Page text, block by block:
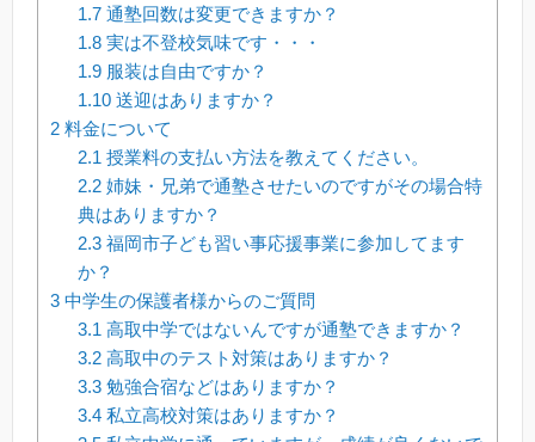
1.7通塾回数は変更できますか？
1.8実は不登校気味です・・・
1.9服装は自由ですか？
1.10送迎はありますか？
2 料金について
2.1 授業料の支払い方法を教えてください。
2.2姉妹・兄弟で通塾させたいのですがその場合特
典はありますか？
2.3福岡市子ども習い事応援事業に参加してます
か？
3 中学生の保護者様からのご質問
3.1 高取中学ではないんですが通塾できますか？
3.2高取中のテスト対策はありますか？
3.3勉強合宿などはありますか？
3.4私立高校対策はありますか？